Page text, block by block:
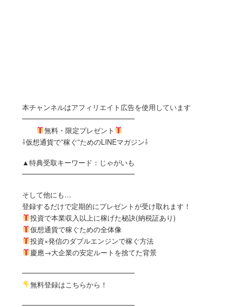
本チャンネルはアフィリエイト広告を使用しています
━━━━━━━━━━━━━━━━
無料・限定プレゼント
⇩仮想通貨で”稼ぐ”ためのLINEマガジン⇩
▲特典受取キーワード：じゃがいも
━━━━━━━━━━━━━━━━
そして他にも…
登録するだけで定期的にプレゼントが受け取れます！
投資で本業収入以上に稼げた秘訣(納税証あり)
仮想通貨で稼ぐための全体像
投資×発信のダブルエンジンで稼ぐ方法
慶應→大企業の安定ルートを捨てた背景
━━━━━━━━━━━━━━━━
無料登録はこちらから！
━━━━━━━━━━━━━━━━